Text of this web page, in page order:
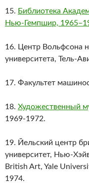
15. Библиотека
Нью-Гемпшир,
16. Центр Вольфсона
университета, Тель-
17. Факультет
18. Художественный
1969-1972.
19. Йельский центр
университет, Нью-
British Art, Yale
1974.